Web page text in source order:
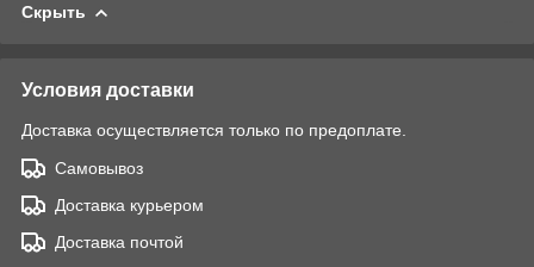
Скрыть
Условия доставки
Доставка осуществляется только по предоплате.
Самовывоз
Доставка курьером
Доставка почтой